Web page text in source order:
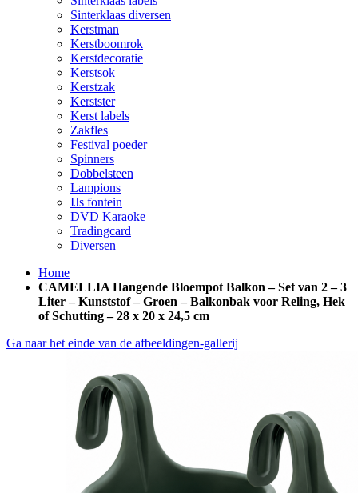
Sinterklaas diversen
Kerstman
Kerstboomrok
Kerstdecoratie
Kerstsok
Kerstzak
Kerstster
Kerst labels
Zakfles
Festival poeder
Spinners
Dobbelsteen
Lampions
IJs fontein
DVD Karaoke
Tradingcard
Diversen
Home
CAMELLIA Hangende Bloempot Balkon – Set van 2 – 3
Liter – Kunststof – Groen – Balkonbak voor Reling, Hek
of Schutting – 28 x 20 x 24,5 cm
Ga naar het einde van de afbeeldingen-gallerij